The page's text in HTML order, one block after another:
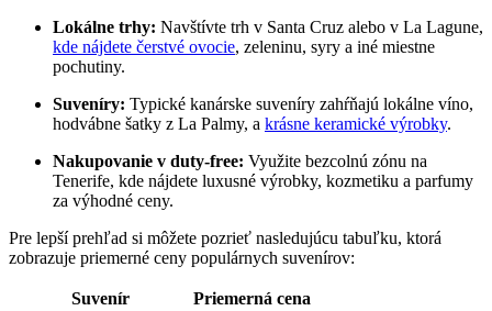
Lokálne trhy: Navštívte trh v Santa Cruz alebo v La Lagune,
kde nájdete čerstvé ovocie, zeleninu, syry a iné miestne
pochutiny.
Suveníry: Typické kanárske suveníry zahŕňajú lokálne víno,
hodvábne šatky z La Palmy, a krásne keramické výrobky.
Nakupovanie v duty-free: Využite bezcolnú zónu na
Tenerife, kde nájdete luxusné výrobky, kozmetiku a parfumy
za výhodné ceny.
Pre lepší prehľad si môžete pozrieť nasledujúcu tabuľku, ktorá
zobrazuje priemerné ceny populárnych suvenírov:
Suvenír
Priemerná cena